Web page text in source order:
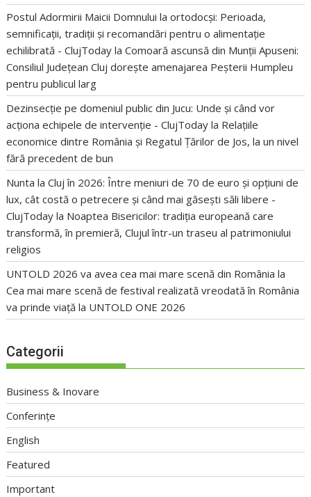
Postul Adormirii Maicii Domnului la ortodocși: Perioada,
semnificații, tradiții și recomandări pentru o alimentație
echilibrată - ClujToday laComoară ascunsă din Munții Apuseni:
Consiliul Județean Cluj dorește amenajarea Peșterii Humpleu
pentru publicul larg
Dezinsecție pe domeniul public din Jucu: Unde și când vor
acționa echipele de intervenție - ClujToday la Relațiile
economice dintre România și Regatul Țărilor de Jos, la un nivel
fără precedent de bun
Nunta la Cluj în 2026: Între meniuri de 70 de euro și opțiuni de
lux, cât costă o petrecere și când mai găsești săli libere -
ClujToday la Noaptea Bisericilor: tradiția europeană care
transformă, în premieră, Clujul într-un traseu al patrimoniului
religios
UNTOLD 2026 va avea cea mai mare scenă din România la
Cea mai mare scenă de festival realizată vreodată în România
va prinde viață la UNTOLD ONE 2026
Categorii
Business & Inovare
Conferințe
English
Featured
Important